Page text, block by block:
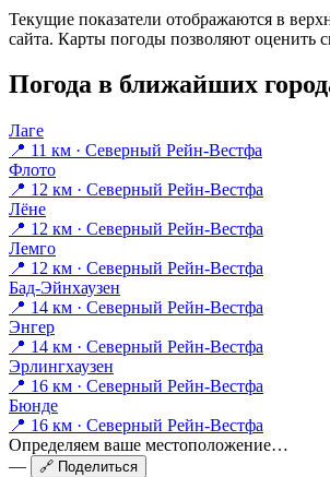
Текущие показатели отображаются в
сайта. Карты погоды позволяют оценить
Погода в ближайших
Лаге
📍 11 км · Северный Рейн-Вестфа
Флото
📍 12 км · Северный Рейн-Вестфа
Лёне
📍 12 км · Северный Рейн-Вестфа
Лемго
📍 12 км · Северный Рейн-Вестфа
Бад-Эйнхаузен
📍 14 км · Северный Рейн-Вестфа
Энгер
📍 14 км · Северный Рейн-Вестфа
Эрлингхаузен
📍 16 км · Северный Рейн-Вестфа
Бюнде
📍 16 км · Северный Рейн-Вестфа
Определяем ваше местоположение…
—
🔗 Поделиться